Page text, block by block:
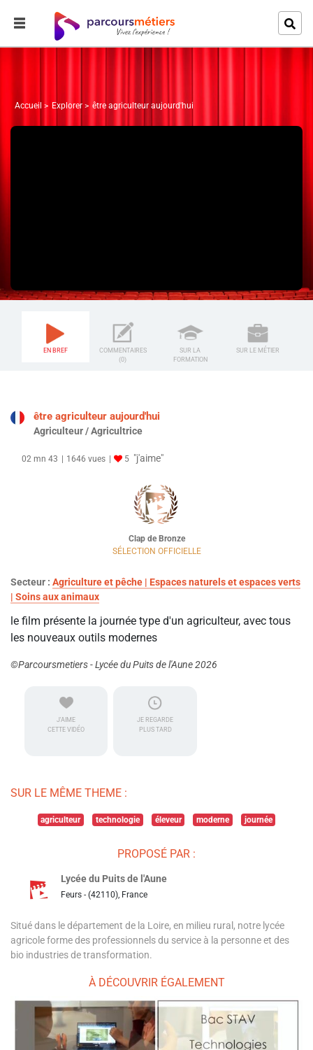
Accueil Explorer être agriculteur aujourd'hui
EN BREF
COMMENTAIRES
(0)
SUR LA
FORMATION
SUR LE MÉTIER
être agriculteur aujourd'hui
Agriculteur / Agricultrice
02 mn 43 1646 vues 5 "j'aime"
Clap de Bronze
SÉLECTION OFFICIELLE
Secteur : Agriculture et pêche | Espaces naturels et espaces verts
| Soins aux animaux
le film présente la journée type d'un agriculteur, avec tous
les nouveaux outils modernes
©Parcoursmetiers - Lycée du Puits de l'Aune 2026
J'AIME
CETTE VIDÉO
JE REGARDE
PLUS TARD
SUR LE MÊME THEME :
agriculteur technologie éleveur moderne journée
PROPOSÉ PAR :
Lycée du Puits de l'Aune
Feurs - (42110), France
Situé dans le département de la Loire, en milieu rural, notre lycée
agricole forme des professionnels du service à la personne et des
bio industries de transformation.
À DÉCOUVRIR ÉGALEMENT